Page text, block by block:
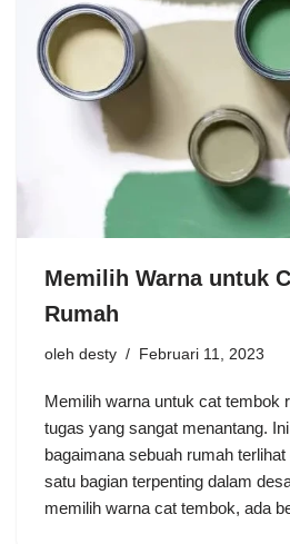
Memilih Warna untuk
Rumah
oleh desty Februari 11, 2023
Memilih warna untuk cat tembok
tugas yang sangat menantang.
bagaimana sebuah rumah
satu bagian terpenting dalam
memilih warna cat tembok, ada